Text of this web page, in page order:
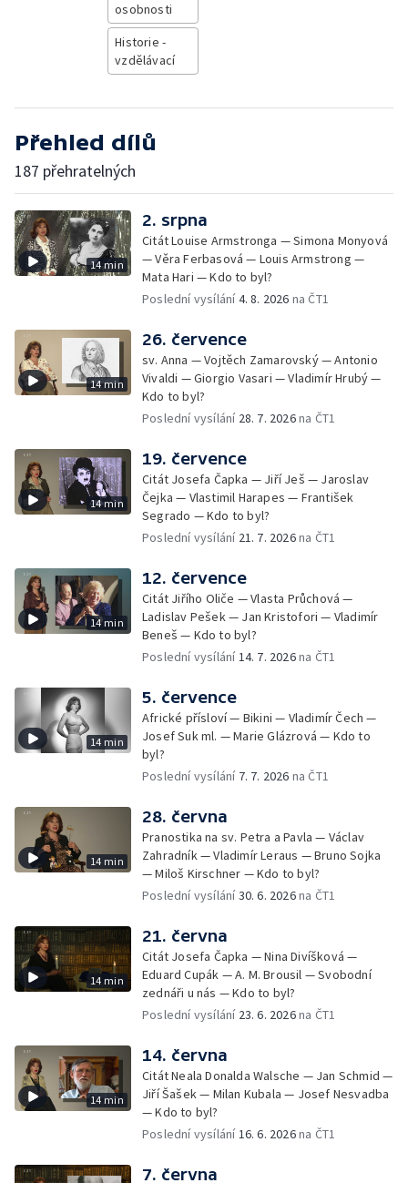
osobnosti
Historie -
vzdělávací
Přehled dílů
187 přehratelných
14 min
2. srpna
Citát Louise Armstronga — Simona Monyová
— Věra Ferbasová — Louis Armstrong —
Mata Hari — Kdo to byl?
Poslední vysílání4. 8. 2026 na ČT1
14 min
26. července
sv. Anna — Vojtěch Zamarovský — Antonio
Vivaldi — Giorgio Vasari — Vladimír Hrubý —
Kdo to byl?
Poslední vysílání 28. 7. 2026na ČT1
14 min
19. července
Citát Josefa Čapka — Jiří Ješ — Jaroslav
Čejka — Vlastimil Harapes — František
Segrado — Kdo to byl?
Poslední vysílání 21. 7. 2026na ČT1
14 min
12. července
Citát Jiřího Oliče — Vlasta Průchová —
Ladislav Pešek — Jan Kristofori — Vladimír
Beneš — Kdo to byl?
Poslední vysílání14. 7. 2026na ČT1
14 min
5. července
Africké přísloví — Bikini — Vladimír Čech —
Josef Suk ml. — Marie Glázrová — Kdo to
byl?
Poslední vysílání 7. 7. 2026 na ČT1
14 min
28. června
Pranostika na sv. Petra a Pavla — Václav
Zahradník — Vladimír Leraus — Bruno Sojka
— Miloš Kirschner — Kdo to byl?
Poslední vysílání30. 6. 2026na ČT1
14 min
21. června
Citát Josefa Čapka — Nina Divíšková —
Eduard Cupák — A. M. Brousil — Svobodní
zednáři u nás — Kdo to byl?
Poslední vysílání 23. 6. 2026na ČT1
14 min
14. června
Citát Neala Donalda Walsche — Jan Schmid —
Jiří Šašek — Milan Kubala — Josef Nesvadba
— Kdo to byl?
Poslední vysílání16. 6. 2026na ČT1
7. června